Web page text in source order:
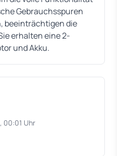
Gebrauchsspuren
beeinträchtigen die
erhalten eine 2-
und Akku.
00:01 Uhr